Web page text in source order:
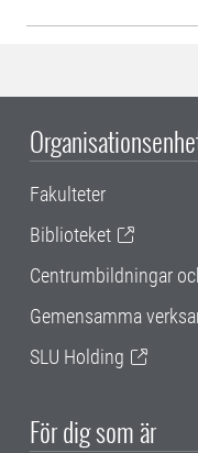
Fakulteter
Biblioteket
Centrumbildningar
Gemensamma
SLU Holding
För dig som är